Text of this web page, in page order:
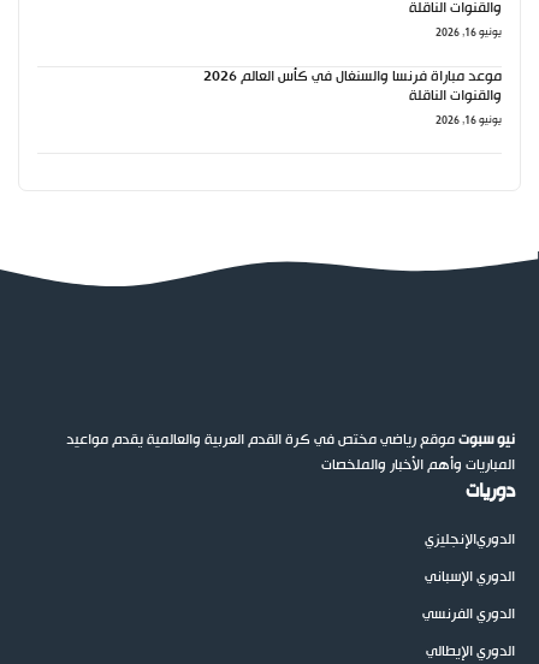
والقنوات الناقلة
يونيو 16, 2026
موعد مباراة فرنسا والسنغال في كأس العالم 2026
والقنوات الناقلة
يونيو 16, 2026
نيو سبوتموقع رياضي مختص في كرة القدم العربية والعالمية يقدم مواعيد
المباريات وأهم الأخبار والملخصات
دوريات
الدوريالإنجليزي
الدوري الإسباني
الدوري الفرنسي
الدوري الإيطالي